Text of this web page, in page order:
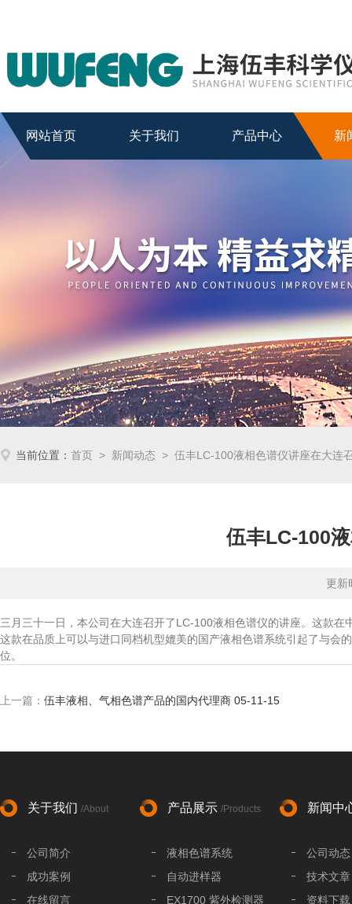
网站首页 关于我们 产品中心 新
当前位置：首页 > 新闻动态 > 伍丰LC-100液相色谱仪讲座在大连
伍丰LC-100
更
三月三十一日，本公司在大连召开了LC-100液相色谱仪的讲座。这款
这款在品质上可以与进口同档机型媲美的国产液相色谱系统引起了与会
位。
上一篇： 伍丰液相、气相色谱产品的国内代理商 05-11-15
关于我们 /About
公司简介
成功案例
在线留言
产品展示 /Products
液相色谱系统
自动进样器
EX1700 紫外检测器
新闻中
公司动态
技术文章
资料下载